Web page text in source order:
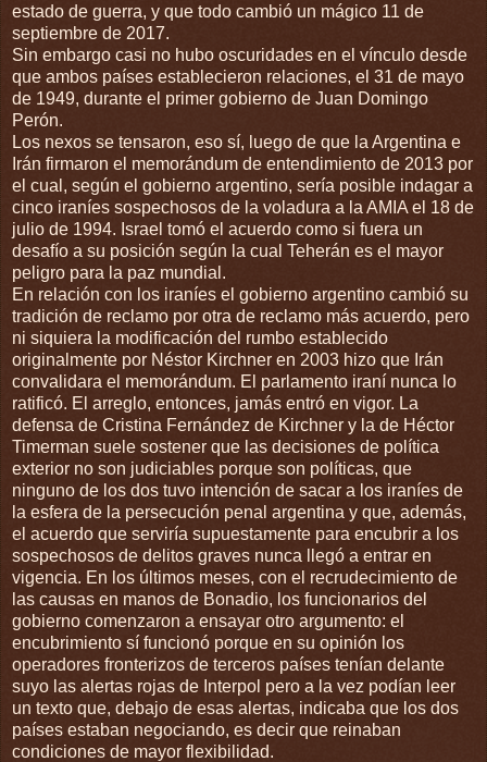
estado de guerra, y que todo cambió un mágico 11 de
septiembre de 2017.
Sin embargo casi no hubo oscuridades en el vínculo desde
que ambos países establecieron relaciones, el 31 de mayo
de 1949, durante el primer gobierno de Juan Domingo
Perón.
Los nexos se tensaron, eso sí, luego de que la Argentina e
Irán firmaron el memorándum de entendimiento de 2013 por
el cual, según el gobierno argentino, sería posible indagar a
cinco iraníes sospechosos de la voladura a la AMIA el 18 de
julio de 1994. Israel tomó el acuerdo como si fuera un
desafío a su posición según la cual Teherán es el mayor
peligro para la paz mundial.
En relación con los iraníes el gobierno argentino cambió su
tradición de reclamo por otra de reclamo más acuerdo, pero
ni siquiera la modificación del rumbo establecido
originalmente por Néstor Kirchner en 2003 hizo que Irán
convalidara el memorándum. El parlamento iraní nunca lo
ratificó. El arreglo, entonces, jamás entró en vigor. La
defensa de Cristina Fernández de Kirchner y la de Héctor
Timerman suele sostener que las decisiones de política
exterior no son judiciables porque son políticas, que
ninguno de los dos tuvo intención de sacar a los iraníes de
la esfera de la persecución penal argentina y que, además,
el acuerdo que serviría supuestamente para encubrir a los
sospechosos de delitos graves nunca llegó a entrar en
vigencia. En los últimos meses, con el recrudecimiento de
las causas en manos de Bonadio, los funcionarios del
gobierno comenzaron a ensayar otro argumento: el
encubrimiento sí funcionó porque en su opinión los
operadores fronterizos de terceros países tenían delante
suyo las alertas rojas de Interpol pero a la vez podían leer
un texto que, debajo de esas alertas, indicaba que los dos
países estaban negociando, es decir que reinaban
condiciones de mayor flexibilidad.